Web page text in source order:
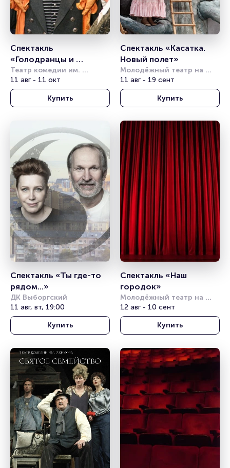
Спектакль
«Голодранцы и
аристократы»
Театр комедии им.
Акимова
11 авг - 11 окт
Купить
Спектакль «Касатка.
Новый полет»
Молодёжный театр на
Фонтанке
11 авг - 19 сент
Купить
Спектакль «Ты где-то
рядом...»
ДК Выборгский
11 авг, вт, 19:00
Купить
Спектакль «Наш
городок»
Молодёжный театр на
Фонтанке
12 авг - 10 сент
Купить